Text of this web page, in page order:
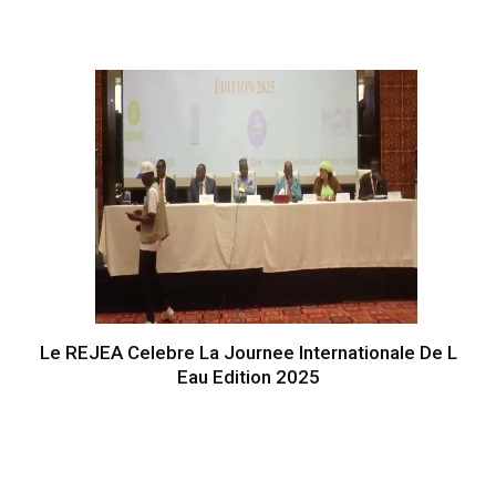
Le REJEA Celebre La Journee Internationale De L
Eau Edition 2025